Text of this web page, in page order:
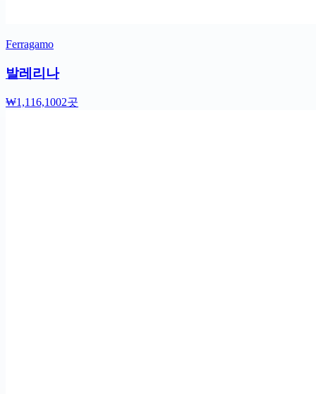
Ferragamo
발레리나
₩1,116,1002곳